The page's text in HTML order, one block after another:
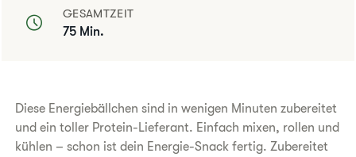
GESAMTZEIT
75 Min.
​Diese Energiebällchen sind in wenigen Minuten zubereitet
und ein toller Protein-Lieferant. Einfach mixen, rollen und
kühlen – schon ist dein Energie-Snack fertig. Zubereitet